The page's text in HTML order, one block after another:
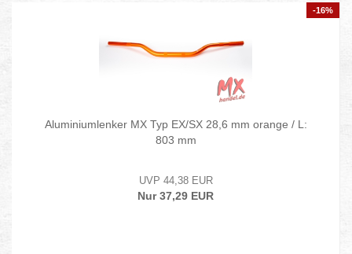
-16%
Aluminiumlenker MX Typ EX/SX 28,6 mm orange / L:
803 mm
UVP 44,38 EUR
Nur 37,29 EUR